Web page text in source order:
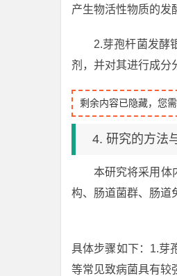
产生物活性物质的发
2.芽孢杆菌发酵
剂，并对其进行成分
剩余内容已隐藏，您
4. 研究的方法
本研究将采用体
构、肠道菌群、肠道
具体步骤如下：1.芽
等常见致病菌具有较